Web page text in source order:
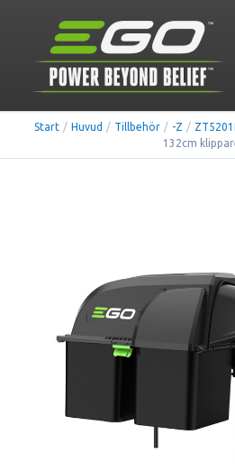
Start / Huvud / Tillbehör / -Z /
132cm